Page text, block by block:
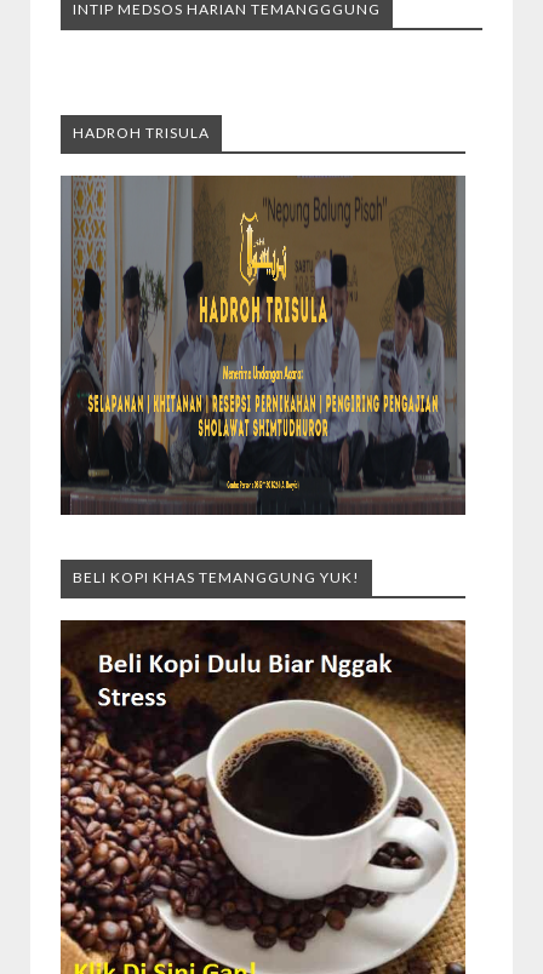
INTIP MEDSOS HARIAN TEMANGGGUNG
HADROH TRISULA
BELI KOPI KHAS TEMANGGUNG YUK!